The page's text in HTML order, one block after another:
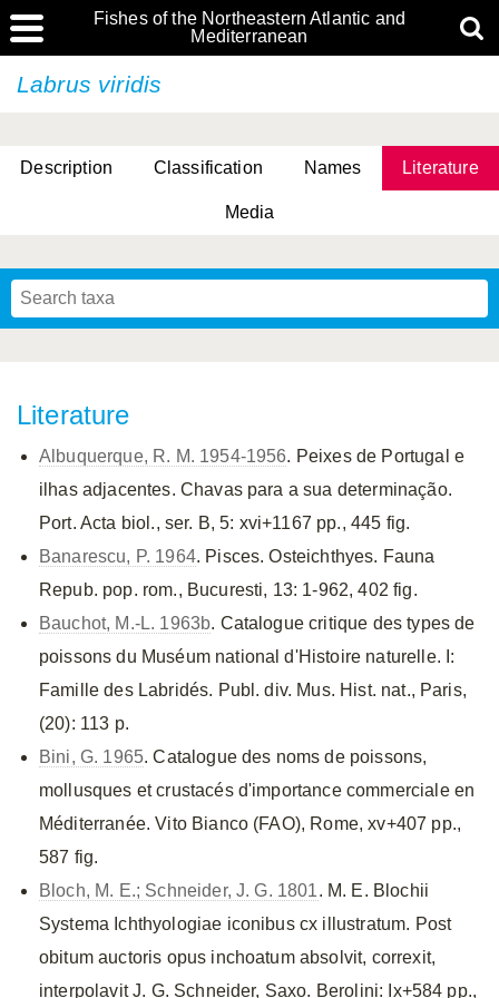
Fishes of the Northeastern Atlantic and
Mediterranean
Labrus viridis
Description Classification Names Literature
Media
Literature
Albuquerque, R. M. 1954-1956. Peixes de Portugal e
ilhas adjacentes. Chavas para a sua determinação.
Port. Acta biol., ser. B, 5: xvi+1167 pp., 445 fig.
Banarescu, P. 1964. Pisces. Osteichthyes. Fauna
Repub. pop. rom., Bucuresti, 13: 1-962, 402 fig.
Bauchot, M.-L. 1963b. Catalogue critique des types de
poissons du Muséum national d'Histoire naturelle. I:
Famille des Labridés. Publ. div. Mus. Hist. nat., Paris,
(20): 113 p.
Bini, G. 1965. Catalogue des noms de poissons,
mollusques et crustacés d'importance commerciale en
Méditerranée. Vito Bianco (FAO), Rome, xv+407 pp.,
587 fig.
Bloch, M. E.; Schneider, J. G. 1801. M. E. Blochii
Systema Ichthyologiae iconibus cx illustratum. Post
obitum auctoris opus inchoatum absolvit, correxit,
interpolavit J. G. Schneider, Saxo. Berolini: Ix+584 pp.,